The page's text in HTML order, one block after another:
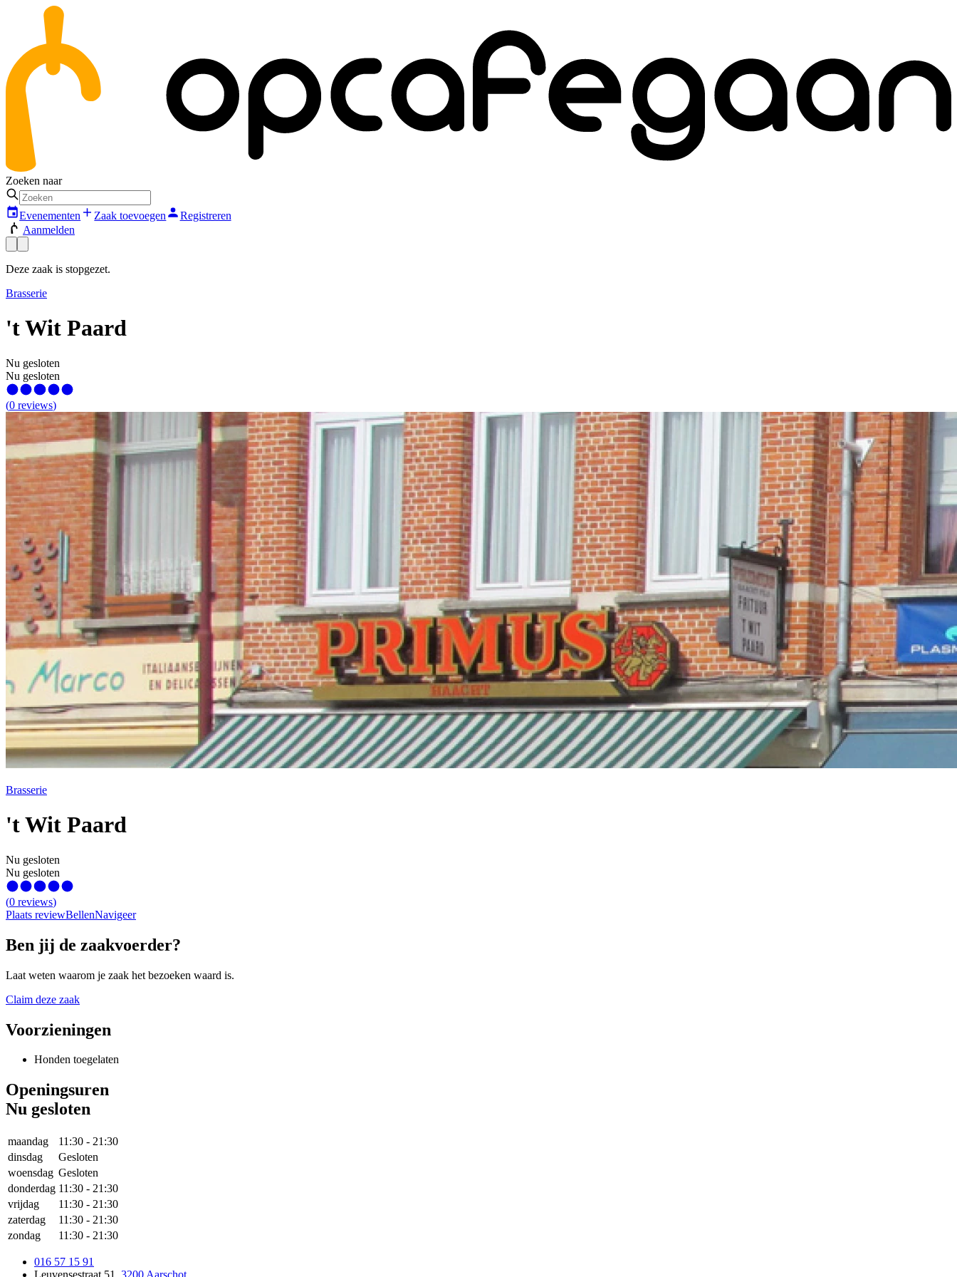
Zoeken naar
Evenementen Zaak toevoegen
Registreren
Aanmelden
Deze zaak is stopgezet.
Brasserie
't Wit Paard
Nu gesloten
Nu gesloten
(0 reviews)
Brasserie
't Wit Paard
Nu gesloten
Nu gesloten
(0 reviews)
Plaats reviewBellenNavigeer
Ben jij de zaakvoerder?
Laat weten waarom je zaak het bezoeken waard is.
Claim deze zaak
Voorzieningen
Honden toegelaten
Openingsuren
Nu gesloten
maandag 11:30 - 21:30
dinsdag
Gesloten
woensdag Gesloten
donderdag 11:30 - 21:30
vrijdag
11:30 - 21:30
zaterdag
11:30 - 21:30
zondag
11:30 - 21:30
016 57 15 91